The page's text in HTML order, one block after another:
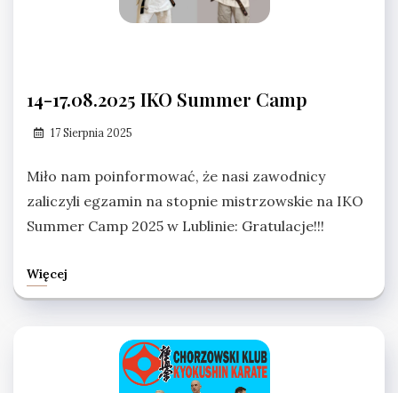
14-17.08.2025 IKO Summer Camp
17 Sierpnia 2025
Miło nam poinformować, że nasi zawodnicy
zaliczyli egzamin na stopnie mistrzowskie na IKO
Summer Camp 2025 w Lublinie: Gratulacje!!!
Więcej